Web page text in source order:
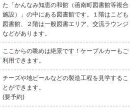
た「かんなみ知恵の和館（函南町図書館等複合
施設）」の中にある図書館です。１階はこども
図書館、２階は一般図書エリア、交流ラウンジ
などがあります。
ここからの眺めは絶景です！ケーブルカーもご
利用できます。
チーズや地ビールなどの製造工程を見学するこ
とができます。
(要予約)